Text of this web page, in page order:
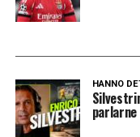
HANNO
parlarne